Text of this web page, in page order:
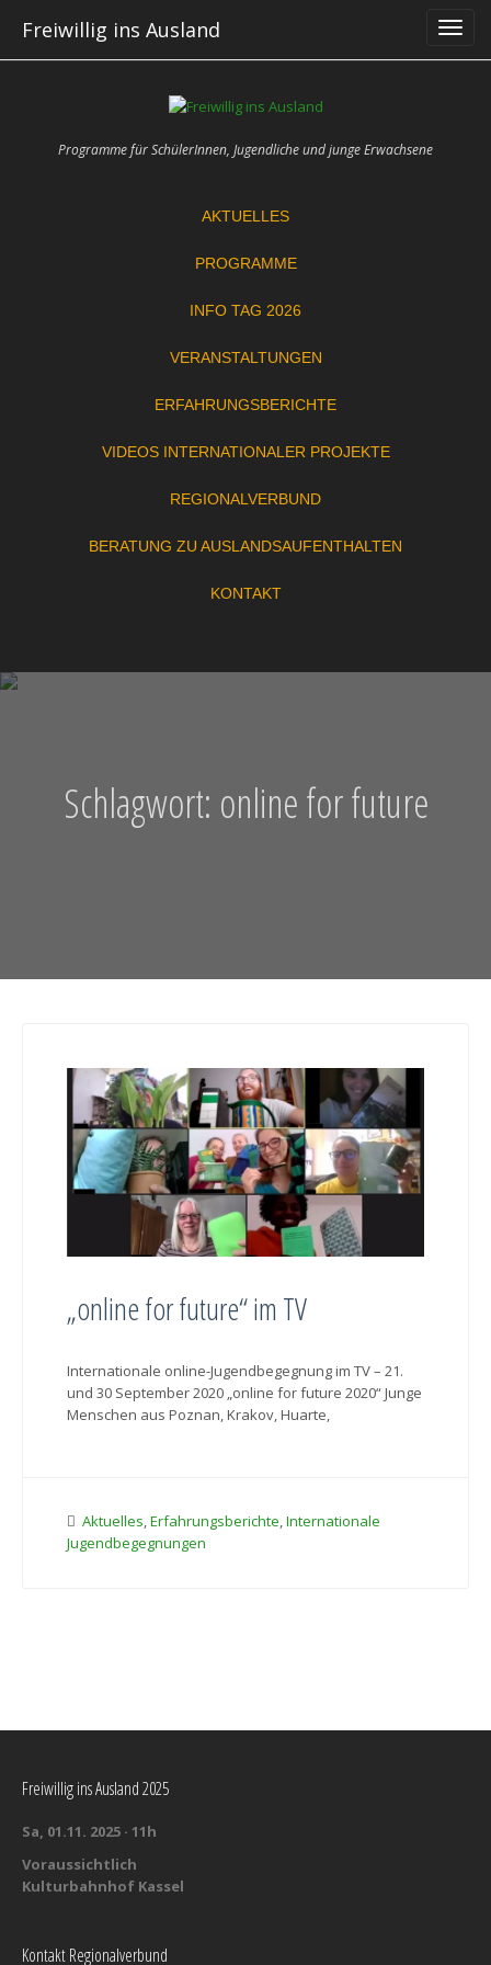
Freiwillig ins Ausland
Programme für SchülerInnen, Jugendliche und junge Erwachsene
AKTUELLES
PROGRAMME
INFO TAG 2026
VERANSTALTUNGEN
ERFAHRUNGSBERICHTE
VIDEOS INTERNATIONALER PROJEKTE
REGIONALVERBUND
BERATUNG ZU AUSLANDSAUFENTHALTEN
KONTAKT
Schlagwort: online for future
„online for future“ im TV
Internationale online-Jugendbegegnung im TV – 21.
und 30 September 2020 „online for future 2020“ Junge
Menschen aus Poznan, Krakov, Huarte,
Aktuelles,Erfahrungsberichte,Internationale
Jugendbegegnungen
Freiwillig ins Ausland 2025
Sa, 01.11. 2025 · 11h
Voraussichtlich
Kulturbahnhof Kassel
Kontakt Regionalverbund